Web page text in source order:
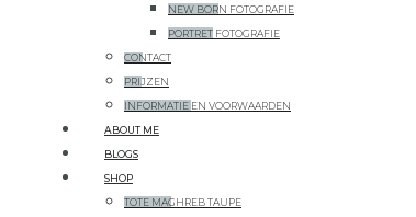
NEW BORN FOTOGRAFIE
PORTRET FOTOGRAFIE
CONTACT
PRIJZEN
INFORMATIE EN VOORWAARDEN
ABOUT ME
BLOGS
SHOP
TOTE MAGHREB TAUPE